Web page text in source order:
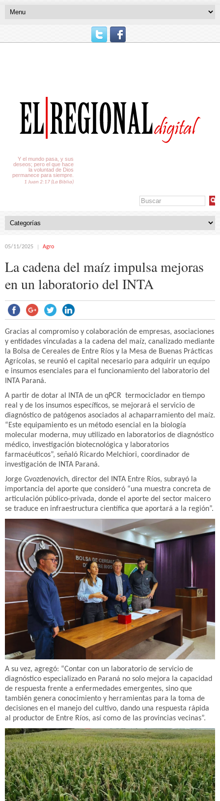
Y el mundo pasa, y sus
deseos; pero el que hace
la voluntad de Dios
permanece para siempre.
1 Juan 2:17 (La Biblia)
05/11/2025 Agro
La cadena del maíz impulsa mejoras
en un laboratorio del INTA
Gracias al compromiso y colaboración de empresas, asociaciones
y entidades vinculadas a la cadena del maíz, canalizado mediante
la Bolsa de Cereales de Entre Ríos y la Mesa de Buenas Prácticas
Agrícolas, se reunió el capital necesario para adquirir un equipo
e insumos esenciales para el funcionamiento del laboratorio del
INTA Paraná.
A partir de dotar al INTA de un qPCR termociclador en tiempo
real y de los insumos específicos, se mejorará el servicio de
diagnóstico de patógenos asociados al achaparramiento del maíz.
“Este equipamiento es un método esencial en la biología
molecular moderna, muy utilizado en laboratorios de diagnóstico
médico, investigación biotecnológica y laboratorios
farmacéuticos”, señaló Ricardo Melchiori, coordinador de
investigación de INTA Paraná.
Jorge Gvozdenovich, director del INTA Entre Ríos, subrayó la
importancia del aporte que consideró “una muestra concreta de
articulación público-privada, donde el aporte del sector maicero
se traduce en infraestructura científica que aportará a la región”.
A su vez, agregó: “Contar con un laboratorio de servicio de
diagnóstico especializado en Paraná no solo mejora la capacidad
de respuesta frente a enfermedades emergentes, sino que
también genera conocimiento y herramientas para la toma de
decisiones en el manejo del cultivo, dando una respuesta rápida
al productor de Entre Ríos, así como de las provincias vecinas”.